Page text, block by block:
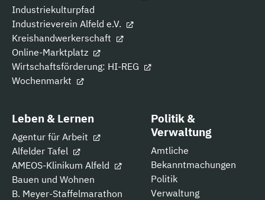
Industriekulturpfad
Industrieverein Alfeld e.V.
Kreishandwerkerschaft
Online-Marktplatz
Wirtschaftsförderung: HI-REG
Wochenmarkt
Leben & Lernen
Agentur für Arbeit
Alfelder Tafel
AMEOS-Klinikum Alfeld
Bauen und Wohnen
B. Meyer-Staffelmarathon
Politik &
Verwaltung
Amtliche
Bekanntmachungen
Politik
Verwaltung